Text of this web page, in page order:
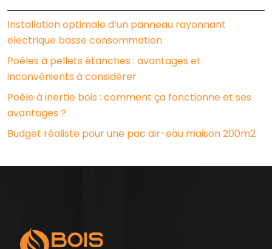
Installation optimale d’un panneau rayonnant
electrique basse consommation
Poêles à pellets étanches : avantages et
inconvénients à considérer
Poêle à inertie bois : comment ça fonctionne et ses
avantages ?
Budget réaliste pour une pac air-eau maison 200m2